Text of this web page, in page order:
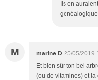
Ils en
M marine D 25/05/2019
Et bien sûr ton bel
(ou de vitamines) et la